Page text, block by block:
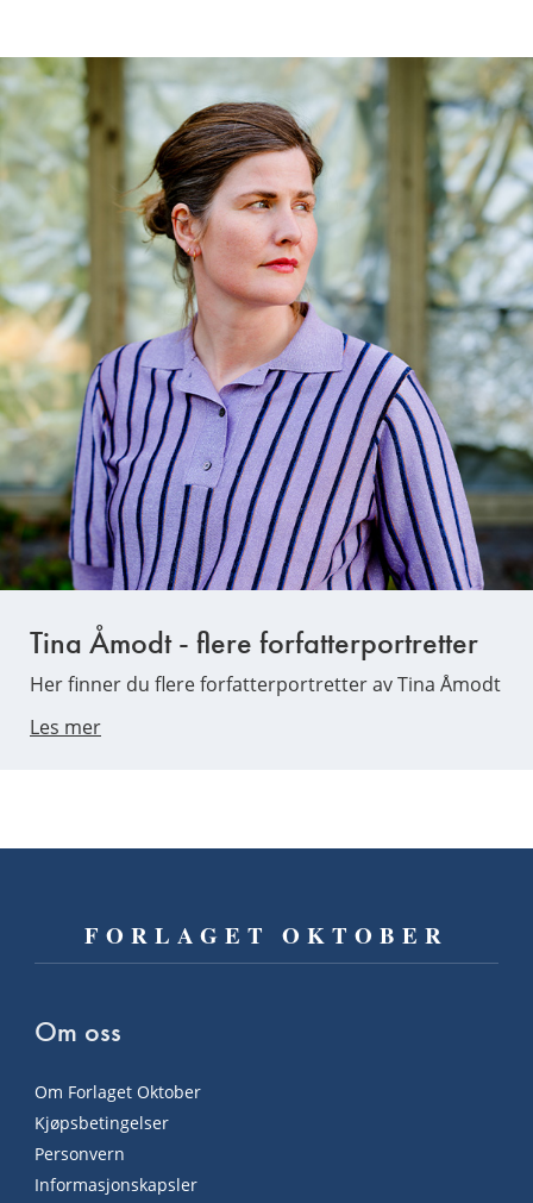
Tina Åmodt - flere forfatterportretter
Her finner du flere forfatterportretter av Tina Åmodt
Les mer
FORLAGET OKTOBER
Om oss
Om Forlaget Oktober
Kjøpsbetingelser
Personvern
Informasjonskapsler